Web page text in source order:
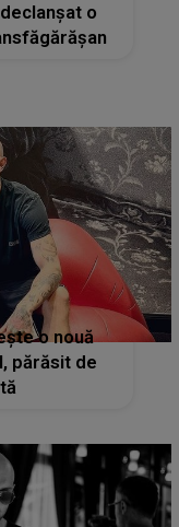
o
o nouă
părăsit de